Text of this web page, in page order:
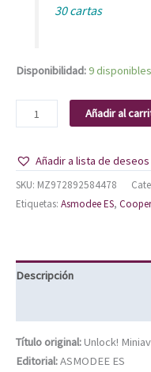
30 cartas
Disponibilidad:9 disponibles
Añadir al
Añadir a lista de deseos
SKU: MZ972892584478
Etiquetas: Asmodee ES,
Descripción
Título original:Unlock!
Editorial:ASMODEE ES